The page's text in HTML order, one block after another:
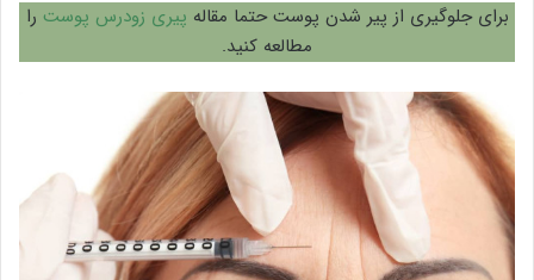
برای جلوگیری از پیر شدن پوست حتما مقاله پیری زودرس پوست را
مطالعه کنید.